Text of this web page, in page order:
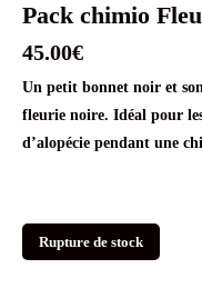
Pack chimio
45.00€
Un petit bonnet noir et
fleurie noire. Idéal pour
d’alopécie pendant une
Rupture de stock